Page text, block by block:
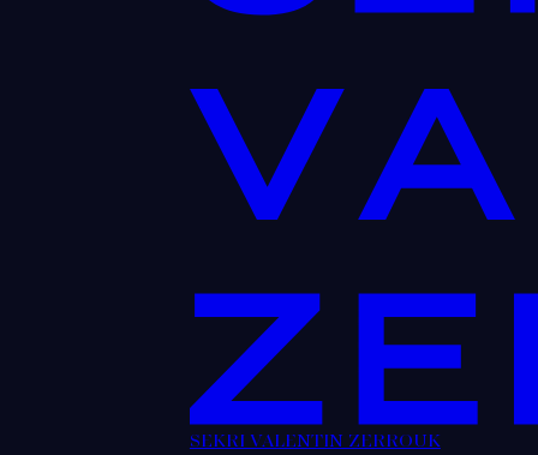
SEKRI VALENTIN ZERROUK